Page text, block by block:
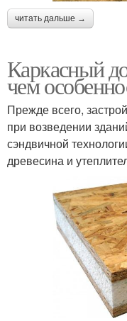
читать дальше →
Каркасный
чем
Прежде всего,
при возведении
сэндвичной
древесина и